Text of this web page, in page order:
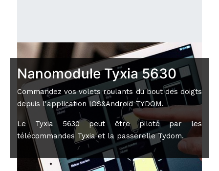
Nanomodule Tyxia 5630
Commandez vos volets roulants du bout des doigts
depuis l'application IOS&Android TYDOM.
Le Tyxia 5630 peut être piloté par les
télécommandes Tyxia et la passerelle Tydom.